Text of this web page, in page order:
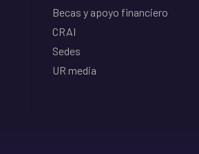
Becas y apoyo financiero
CRAI
Sedes
UR media